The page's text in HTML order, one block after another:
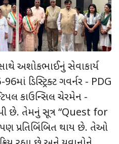
અશોકભાઈનું સેવાકાર્ય
ડિસ્ટ્રિક્ટ ગવર્નર - PDG
કાઉન્સિલ ચેરમેન -
છે. તેમનું સૂત્ર “Quest for
પ્રતિબિંબિત થાય છે. તેઓ